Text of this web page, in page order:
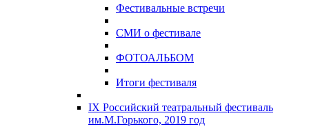
Фестивальные встречи
СМИ о фестивале
ФОТОАЛЬБОМ
Итоги фестиваля
IX Российский театральный фестиваль
им.М.Горького, 2019 год